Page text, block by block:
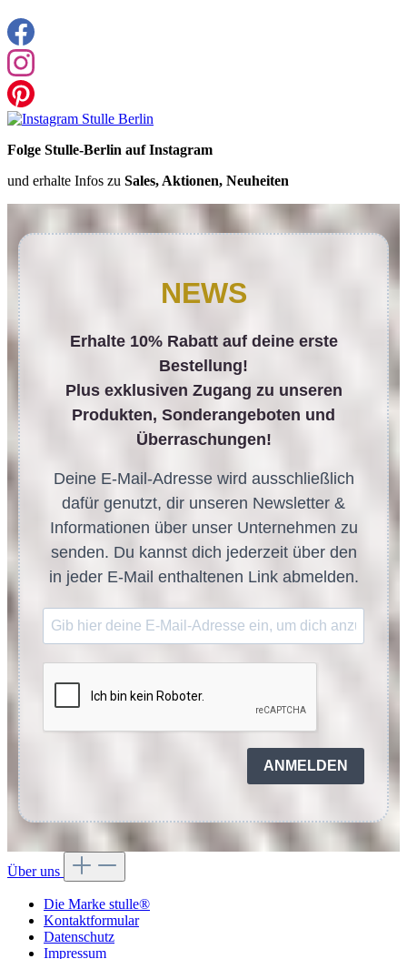
Folge Stulle-Berlin auf Instagram
und erhalte Infos zu Sales, Aktionen, Neuheiten
NEWS
Erhalte 10% Rabatt auf deine erste
Bestellung!
Plus exklusiven Zugang zu unseren
Produkten, Sonderangeboten und
Überraschungen!
Deine E-Mail-Adresse wird ausschließlich
dafür genutzt, dir unseren Newsletter &
Informationen über unser Unternehmen zu
senden. Du kannst dich jederzeit über den
in jeder E-Mail enthaltenen Link abmelden.
ANMELDEN
Über uns
Die Marke stulle®
Kontaktformular
Datenschutz
Impressum